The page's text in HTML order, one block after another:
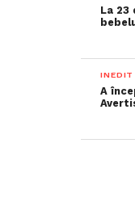
La 23
INEDIT
A